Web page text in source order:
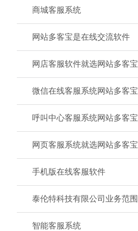
商城客服系统
网站多客宝是在线交流软件
网店客服软件就选网站多客宝
微信在线客服系统网站多客宝
呼叫中心客服系统网站多客宝
网页客服系统就选网站多客宝
手机版在线客服软件
泰伦特科技有限公司业务范围
智能客服系统